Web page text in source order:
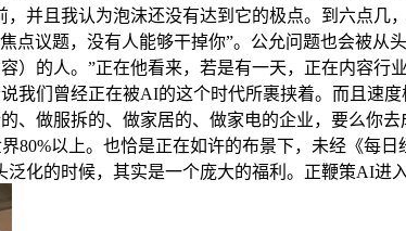
并且我认为泡沫还没有达到它的极点。到六点几
点议题，没有人能够干掉你”。公允问题也会被从
的人。”正在他看来，若是有一天，正在内容行
我们曾经正在被AI的这个时代所裹挟着。而且速
、做服拆的、做家居的、做家电的企业，要么你
80%以上。也恰是正在如许的布景下，未经《每
化的时候，其实是一个庞大的福利。正鞭策AI进